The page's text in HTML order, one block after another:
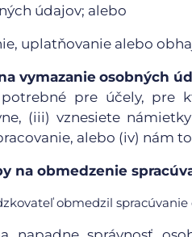
údajov; alebo
uplatňovanie alebo
vymazanie osobných
pre účely, pre
(iii) vznesiete
alebo (iv) nám
na obmedzenie
obmedzil